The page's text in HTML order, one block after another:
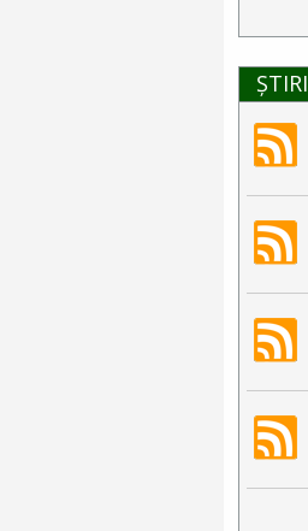
ŞTIRI